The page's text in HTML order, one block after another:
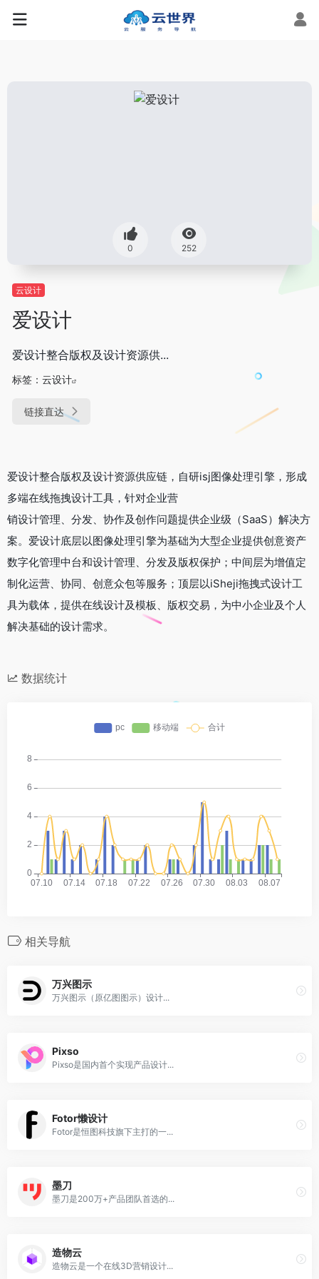
0 252
云设计
爱设计
爱设计整合版权及设计资源供...
标签： 云设计
链接直达
爱设计整合版权及设计资源供应链，自研isj图像处理引擎，形成
多端在线拖拽设计工具，针对企业营
销设计管理、分发、协作及创作问题提供企业级（SaaS）解决方
案。爱设计底层以图像处理引擎为基础为大型企业提供创意资产
数字化管理中台和设计管理、分发及版权保护；中间层为增值定
制化运营、协同、创意众包等服务；顶层以iSheji拖拽式设计工
具为载体，提供在线设计及模板、版权交易，为中小企业及个人
解决基础的设计需求。
数据统计
相关导航
万兴图示
万兴图示（原亿图图示）设计...
Pixso
Pixso是国内首个实现产品设计...
Fotor懒设计
Fotor是恒图科技旗下主打的一...
墨刀
墨刀是200万+产品团队首选的...
造物云
造物云是一个在线3D营销设计...